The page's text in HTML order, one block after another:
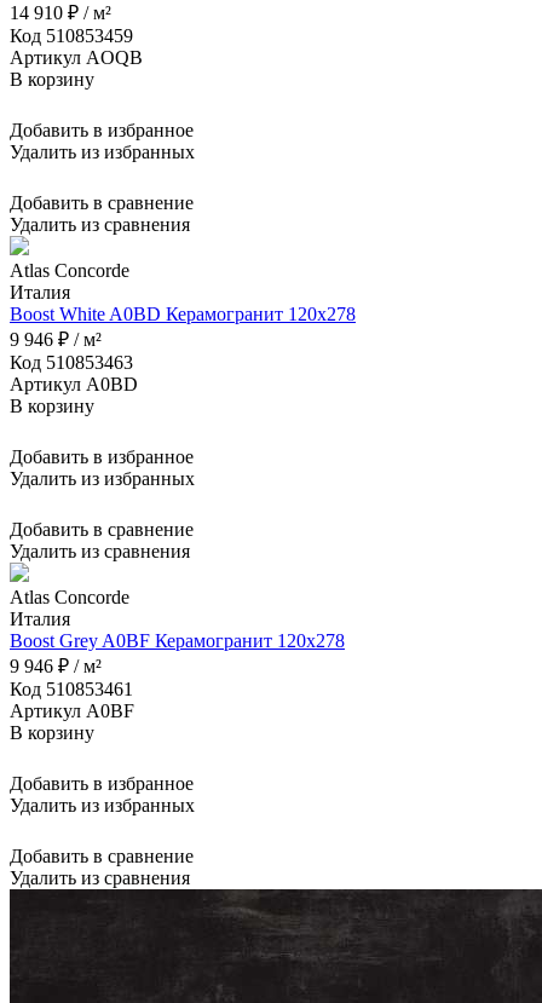
14 910 ₽ / м²
Код 510853459
Артикул AOQB
В корзину
Добавить в избранное
Удалить из избранных
Добавить в сравнение
Удалить из сравнения
Atlas Concorde
Италия
Boost White A0BD Керамогранит 120x278
9 946 ₽ / м²
Код 510853463
Артикул A0BD
В корзину
Добавить в избранное
Удалить из избранных
Добавить в сравнение
Удалить из сравнения
Atlas Concorde
Италия
Boost Grey A0BF Керамогранит 120x278
9 946 ₽ / м²
Код 510853461
Артикул A0BF
В корзину
Добавить в избранное
Удалить из избранных
Добавить в сравнение
Удалить из сравнения